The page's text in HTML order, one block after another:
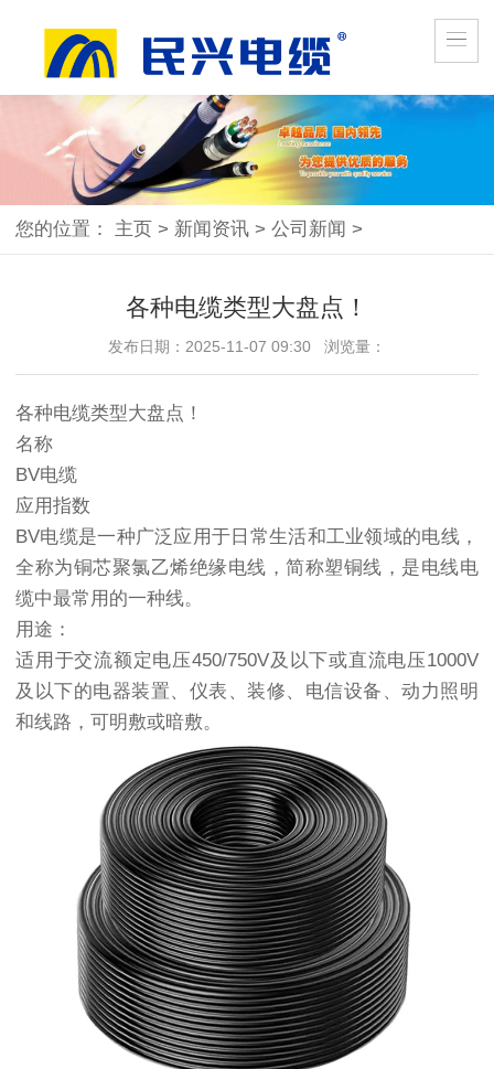
您的位置： 主页 > 新闻资讯 > 公司新闻 >
各种电缆类型大盘点！
发布日期：2025-11-07 09:30 浏览量：
各种电缆类型大盘点！
名称
BV电缆
应用指数
BV电缆是一种广泛应用于日常生活和工业领域的电线，
全称为铜芯聚氯乙烯绝缘电线，简称塑铜线，是电线电
缆中最常用的一种线。
用途：
适用于交流额定电压450/750V及以下或直流电压1000V
及以下的电器装置、仪表、装修、电信设备、动力照明
和线路，可明敷或暗敷。